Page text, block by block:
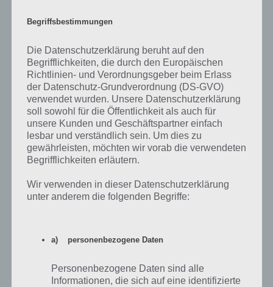
Zwar gibt es bei den Plänen einen Pferdetrog und
einen Reitersattel, aber ein Pferd kannst du in Last
Dekoration wie Esstisch, Bett und Co sind
nicht notwendig
Begriffsbestimmungen
Die Datenschutzerklärung beruht auf den
Begrifflichkeiten, die durch den Europäischen
Richtlinien- und Verordnungsgeber beim Erlass
der Datenschutz-Grundverordnung (DS-GVO)
verwendet wurden. Unsere Datenschutzerklärung
soll sowohl für die Öffentlichkeit als auch für
unsere Kunden und Geschäftspartner einfach
lesbar und verständlich sein. Um dies zu
gewährleisten, möchten wir vorab die verwendeten
Begrifflichkeiten erläutern.
Wir verwenden in dieser Datenschutzerklärung
unter anderem die folgenden Begriffe:
a) personenbezogene Daten
Personenbezogene Daten sind alle
Informationen, die sich auf eine identifizierte